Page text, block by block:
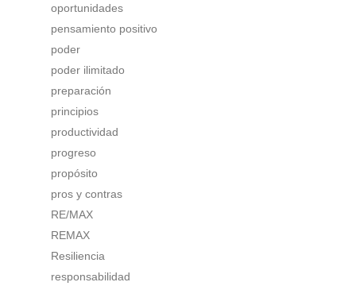
oportunidades
pensamiento positivo
poder
poder ilimitado
preparación
principios
productividad
progreso
propósito
pros y contras
RE/MAX
REMAX
Resiliencia
responsabilidad